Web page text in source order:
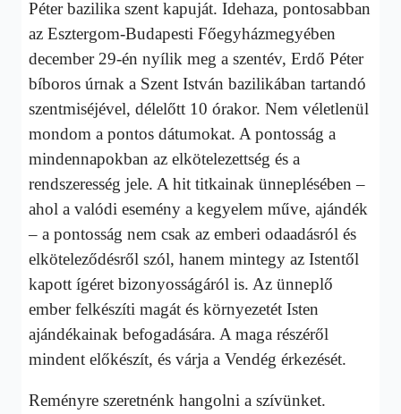
Péter bazilika szent kapuját. Idehaza, pontosabban
az Esztergom-Budapesti Főegyházmegyében
december 29-én nyílik meg a szentév, Erdő Péter
bíboros úrnak a Szent István bazilikában tartandó
szentmiséjével, délelőtt 10 órakor. Nem véletlenül
mondom a pontos dátumokat. A pontosság a
mindennapokban az elkötelezettség és a
rendszeresség jele. A hit titkainak ünneplésében –
ahol a valódi esemény a kegyelem műve, ajándék
– a pontosság nem csak az emberi odaadásról és
elköteleződésről szól, hanem mintegy az Istentől
kapott ígéret bizonyosságáról is. Az ünneplő
ember felkészíti magát és környezetét Isten
ajándékainak befogadására. A maga részéről
mindent előkészít, és várja a Vendég érkezését.
Reményre szeretnénk hangolni a szívünket.